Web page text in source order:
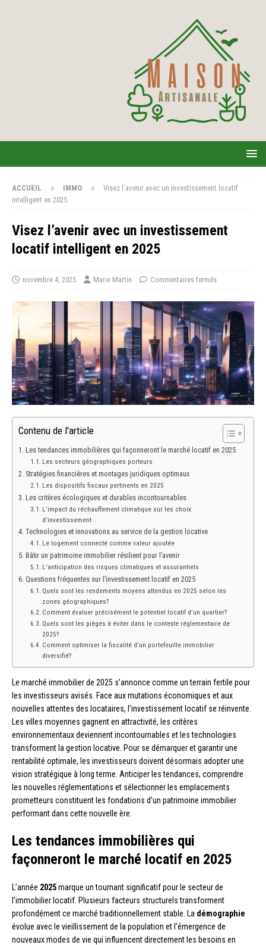
ACCUEIL IMMO
Visez l’avenir avec un investissement locatif
intelligent en 2025
Visez l’avenir avec un investissement
locatif intelligent en 2025
novembre 4, 2025 Marie Martin Commentaires fermés
Contenu de l'article
Les tendances immobilières qui façonneront le marché locatif en 2025
Les secteurs géographiques porteurs
Stratégies financières et montages juridiques optimaux
Les dispositifs fiscaux pertinents en 2025
Les critères écologiques et durables incontournables
L’impact du réchauffement climatique sur les choix
d’investissement
Technologies et innovations au service de la gestion locative
Le logement connecté comme valeur ajoutée
Bâtir un patrimoine immobilier résilient pour l’avenir
L’anticipation des risques climatiques et assurantiels
Questions fréquentes sur l’investissement locatif en 2025
Quels sont les rendements moyens attendus en 2025 selon les
zones géographiques?
Comment évaluer précisément le potentiel locatif d’un quartier?
Quels sont les pièges à éviter dans le contexte réglementaire de
2025?
Comment optimiser la fiscalité d’un portefeuille immobilier
diversifié?
Le marché immobilier de 2025 s’annonce comme un terrain fertile pour
les investisseurs avisés. Face aux mutations économiques et aux
nouvelles attentes des locataires, l’investissement locatif se réinvente.
Les villes moyennes gagnent en attractivité, les critères
environnementaux deviennent incontournables et les technologies
transforment la gestion locative. Pour se démarquer et garantir une
rentabilité optimale, les investisseurs doivent désormais adopter une
vision stratégique à long terme. Anticiper les tendances, comprendre
les nouvelles réglementations et sélectionner les emplacements
prometteurs constituent les fondations d’un patrimoine immobilier
performant dans cette nouvelle ère.
Les tendances immobilières qui
façonneront le marché locatif en 2025
L’année 2025marque un tournant significatif pour le secteur de
l’immobilier locatif. Plusieurs facteurs structurels transforment
profondément ce marché traditionnellement stable. La démographie
évolue avec le vieillissement de la population et l’émergence de
nouveaux modes de vie qui influencent directement les besoins en